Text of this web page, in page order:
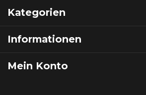
Kategorien
Informationen
Mein Konto